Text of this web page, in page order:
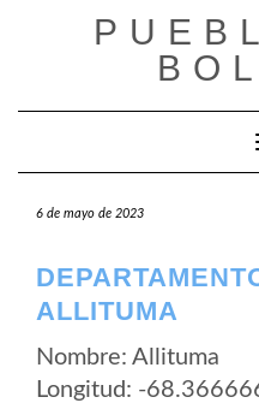
6 de mayo de 2023
ALLITUMA
Nombre: Allituma
Longitud: -